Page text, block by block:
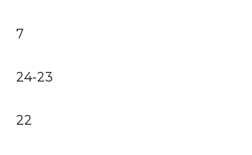
7
24-23
22